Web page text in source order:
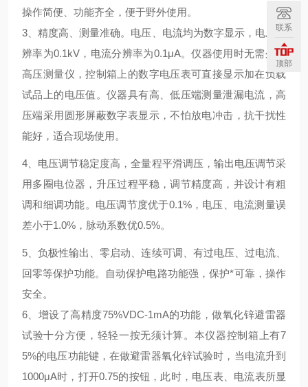
操作简便、功能齐全，便于野外使用。
3 、精度高、测量准确。电压、电流均为数字显示，电压分
辨率为0.1kV ，电流分辨率为0.1μA。仪器使用时无需外加
高压测量仪，控制箱上的数字电压表可直接显示加在负载
试品上的电压值。仪器具有高、低压端测量泄漏电流，高
压端采用圆形屏蔽数字表显示，不怕放电冲击，抗干扰性
能好，适合现场使用。
4 、电压调节稳定度高，全量程平滑调压，输出电压调节采
用多圈电位器，升压过程平稳，调节精度高，并设计有粗
调和细调功能。电压调节度优于0.1%，电压、电流测量误
差小于1.0% ，脉动系数优0.5%。
5 、负极性输出、零启动、连续可调、有过电压、过电流、
回零等保护功能。自动保护电路功能强，保护*可靠，操作
安全。
6 、增设了高精度75%VDC-1mA的功能，做氧化锌避雷器
试验十分方便，轻轻一按无须计算。本仪器控制箱上有7
5%的电压功能键，在做避雷器氧化锌试验时，当电流升到
1000μA时，打开0.75的按钮，此时，电压表、电流表所显
联系
顶部